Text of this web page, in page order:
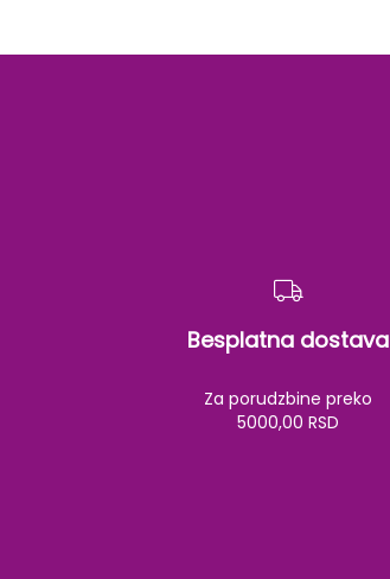
Besplatna dostava
Za porudzbine preko
5000,00 RSD